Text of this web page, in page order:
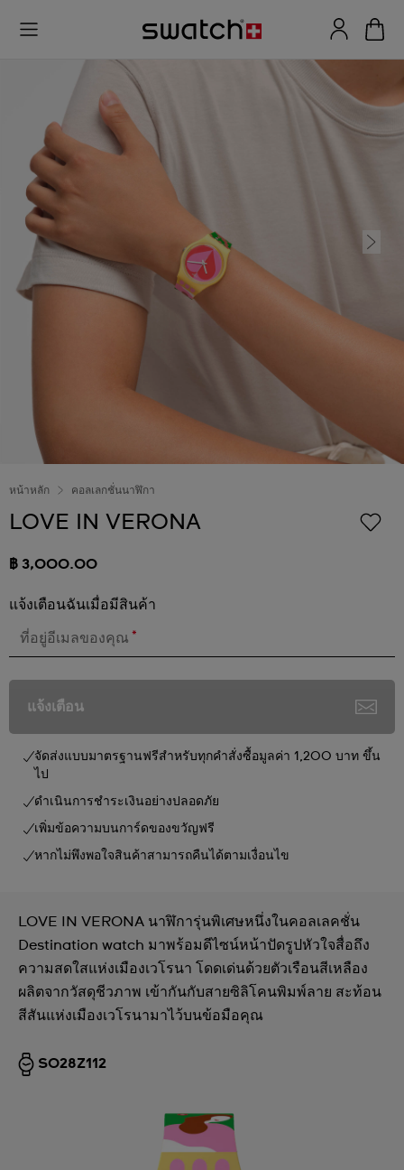
หน้าหลัก คอลเลกชั่นนาฬิกา
LOVE IN VERONA
฿ 3,000.00
แจ้งเตือนฉันเมื่อมีสินค้า
ที่อยู่อีเมลของคุณ *
แจ้งเตือน
จัดส่งแบบมาตรฐานฟรีสำหรับทุกคำสั่งซื้อมูลค่า 1,200 บาท ขึ้น
ไป
ดำเนินการชำระเงินอย่างปลอดภัย
เพิ่มข้อความบนการ์ดของขวัญฟรี
หากไม่พึงพอใจสินค้าสามารถคืนได้ตามเงื่อนไข
LOVE IN VERONA นาฬิการุ่นพิเศษหนึ่งในคอลเลคชั่น
Destination watch มาพร้อมดีไซน์หน้าปัดรูปหัวใจสื่อถึง
ความสดใสแห่งเมืองเวโรนา โดดเด่นด้วยตัวเรือนสีเหลือง
ผลิตจากวัสดุชีวภาพ เข้ากันกับสายซิลิโคนพิมพ์ลาย สะท้อน
สีสันแห่งเมืองเวโรนามาไว้บนข้อมือคุณ
SO28Z112